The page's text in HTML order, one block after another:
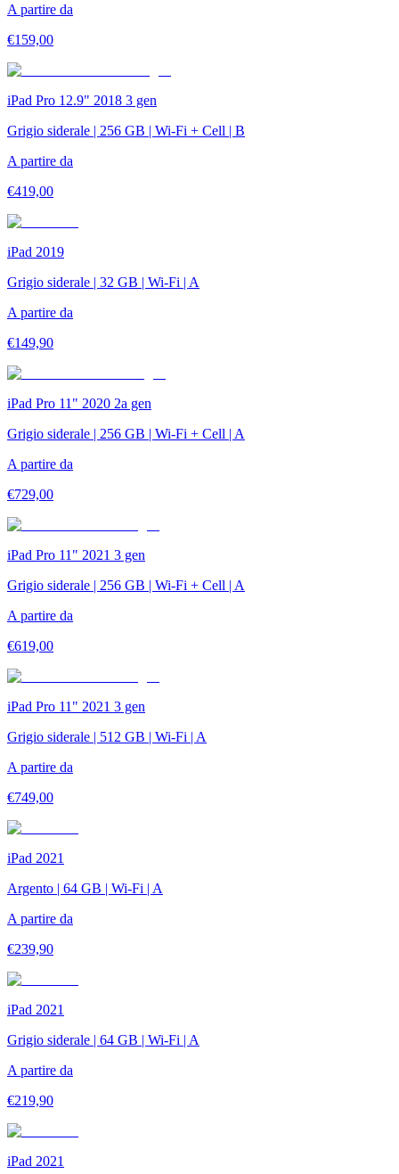
A partire da
€159,00
iPad Pro 12.9" 2018 3 gen
Grigio siderale | 256 GB | Wi-Fi + Cell | B
A partire da
€419,00
iPad 2019
Grigio siderale | 32 GB | Wi-Fi | A
A partire da
€149,90
iPad Pro 11" 2020 2a gen
Grigio siderale | 256 GB | Wi-Fi + Cell | A
A partire da
€729,00
iPad Pro 11" 2021 3 gen
Grigio siderale | 256 GB | Wi-Fi + Cell | A
A partire da
€619,00
iPad Pro 11" 2021 3 gen
Grigio siderale | 512 GB | Wi-Fi | A
A partire da
€749,00
iPad 2021
Argento | 64 GB | Wi-Fi | A
A partire da
€239,90
iPad 2021
Grigio siderale | 64 GB | Wi-Fi | A
A partire da
€219,90
iPad 2021